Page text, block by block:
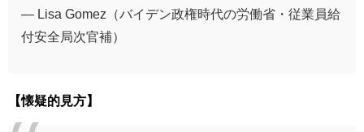
— Lisa Gomez（バイデン政権時代の労働省・従業員給
付安全局次官補）
【懐疑的見方】